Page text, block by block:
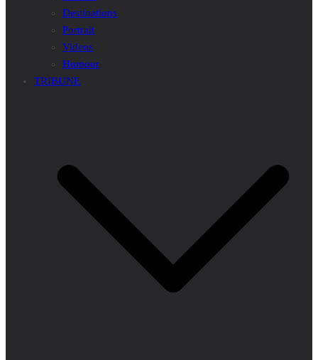
Destinations
Portrait
Videos
Humour
TRIBUNE